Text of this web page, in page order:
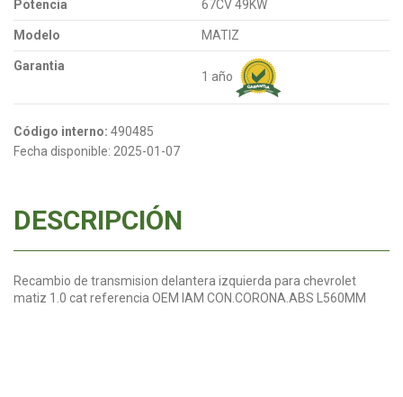
Potencia 67CV 49KW
Modelo MATIZ
Garantia
1 año
Código interno: 490485
Fecha disponible: 2025-01-07
DESCRIPCIÓN
Recambio de transmision delantera izquierda para chevrolet
matiz 1.0 cat referencia OEM IAM CON.CORONA.ABS L560MM